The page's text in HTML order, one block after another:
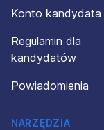
Konto kandydata
Regulamin dla
kandydatów
Powiadomienia
NARZĘDZIA